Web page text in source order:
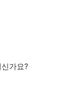
가요?